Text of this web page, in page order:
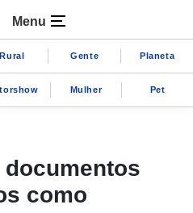
Menu
Rural Gente Planeta
Mulher Pet
documentos
como